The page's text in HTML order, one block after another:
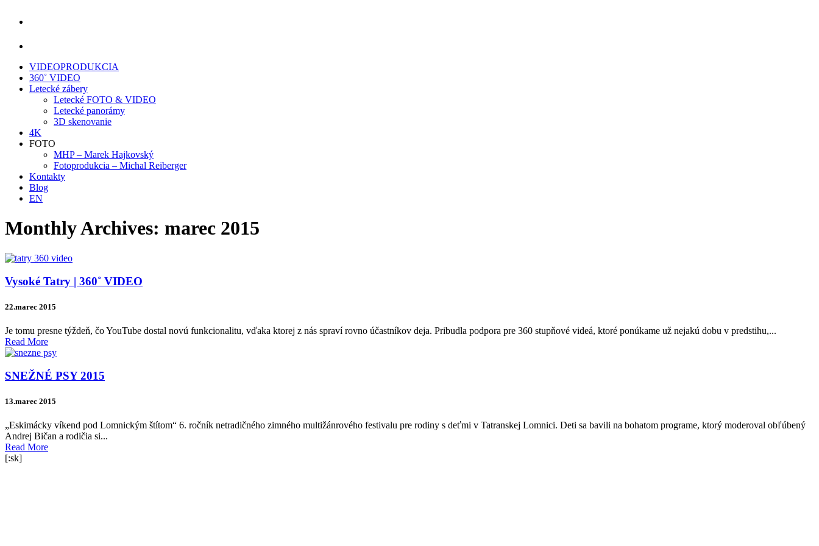
VIDEOPRODUKCIA
360˚ VIDEO
Letecké zábery
Letecké FOTO & VIDEO
Letecké panorámy
3D skenovanie
4K
FOTO
MHP – Marek Hajkovský
Fotoprodukcia – Michal Reiberger
Kontakty
Blog
EN
Monthly Archives: marec 2015
Vysoké Tatry | 360˚ VIDEO
22.marec 2015
Je tomu presne týždeň, čo YouTube dostal novú funkcionalitu, vďaka ktorej z nás spraví rovno účastníkov deja. Pribudla podpora pre 360 stupňové videá, ktoré ponúkame už nejakú dobu v predstihu,...
Read More
SNEŽNÉ PSY 2015
13.marec 2015
„Eskimácky víkend pod Lomnickým štítom“ 6. ročník netradičného zimného multižánrového festivalu pre rodiny s deťmi v Tatranskej Lomnici. Deti sa bavili na bohatom programe, ktorý moderoval obľúbený
Andrej Bičan a rodičia si...
Read More
[:sk]